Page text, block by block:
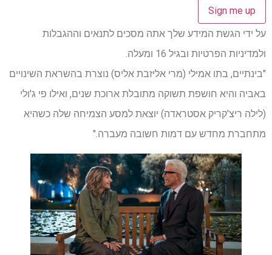
על ידי הגשת המידע שלך אתה מסכים לתנאים וההגבלות
ולמדיניות הפרטיות ובגיל 16 ומעלה.
"בינתיים, בתו אמילי (מרי אליזבת אליס) נוצרת בהשראת השינויים
באביה והיא חושפת תשוקה מתובלת ארוכת שנים, ואילו פי ג'ולי
(לילה ריצ'קריק אסטראדה) יוצאת למסע הצמיחה שלה כשהיא
מתחברת מחדש עם דמות חשובה מעברה."